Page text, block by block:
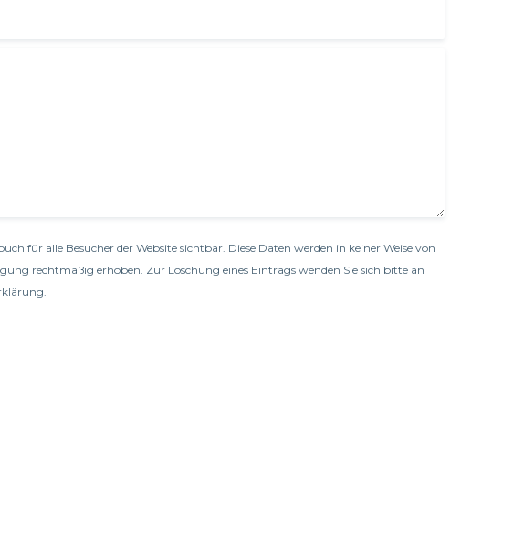
für alle Besucher der Website sichtbar. Diese Daten werden in keiner Weise von
rechtmäßig erhoben. Zur Löschung eines Eintrags wenden Sie sich bitte an
.